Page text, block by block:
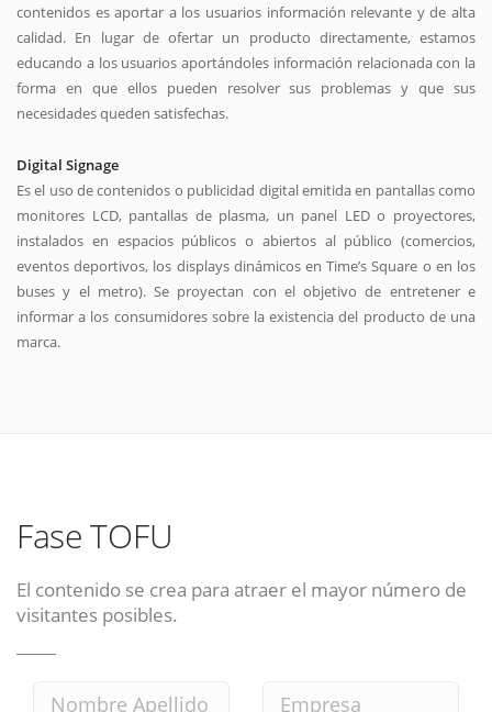
contenidos es aportar a los usuarios información relevante y de alta
calidad. En lugar de ofertar un producto directamente, estamos
educando a los usuarios aportándoles información relacionada con la
forma en que ellos pueden resolver sus problemas y que sus
necesidades queden satisfechas.
Digital Signage
Es el uso de contenidos o publicidad digital emitida en pantallas como
monitores LCD, pantallas de plasma, un panel LED o proyectores,
instalados en espacios públicos o abiertos al público (comercios,
eventos deportivos, los displays dinámicos en Time’s Square o en los
buses y el metro). Se proyectan con el objetivo de entretener e
informar a los consumidores sobre la existencia del producto de una
marca.
Fase TOFU
El contenido se crea para atraer el mayor número de
visitantes posibles.